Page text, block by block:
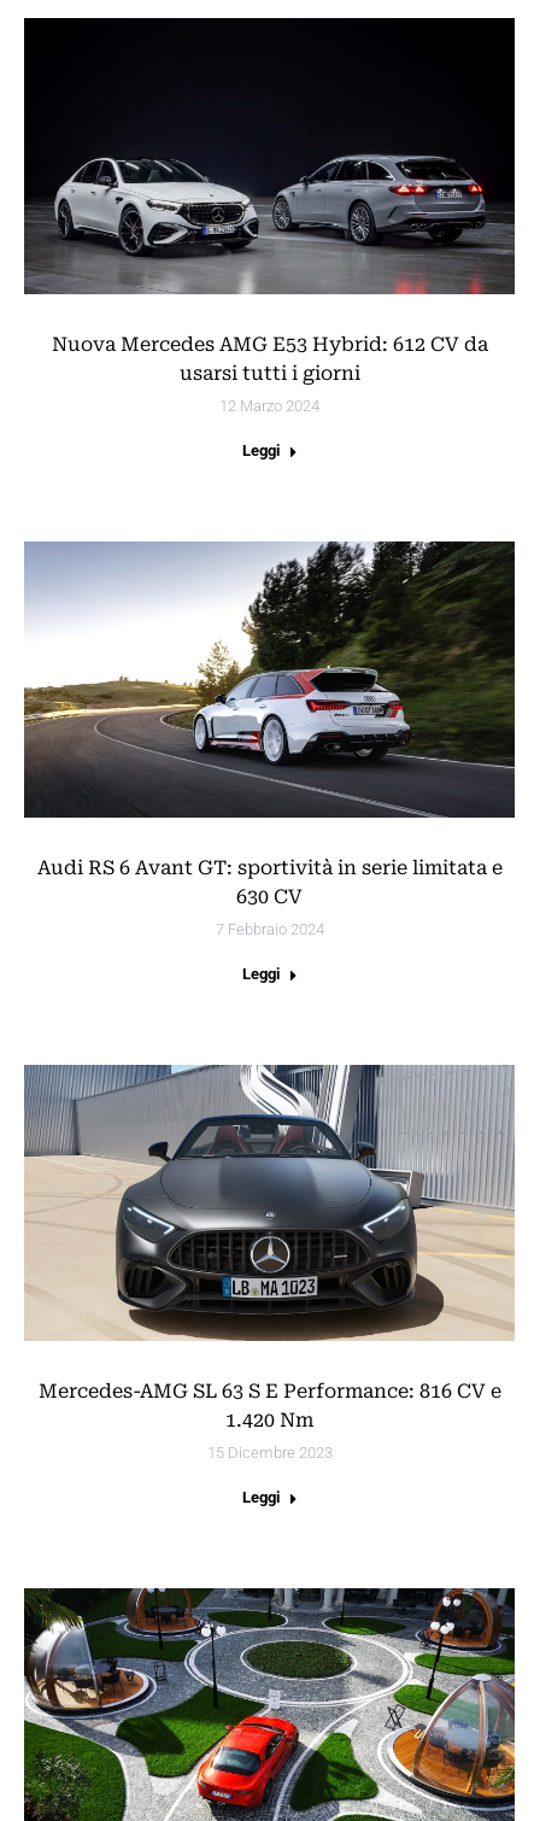
Nuova Mercedes AMG E53 Hybrid: 612 CV da
usarsi tutti i giorni
12 Marzo 2024
Leggi
Audi RS 6 Avant GT: sportività in serie limitata e
630 CV
7 Febbraio 2024
Leggi
Mercedes-AMG SL 63 S E Performance: 816 CV e
1.420 Nm
15 Dicembre 2023
Leggi